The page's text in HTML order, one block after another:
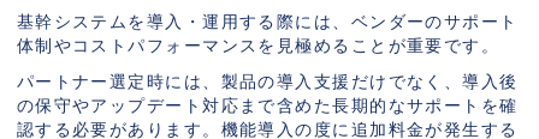
基幹システムを導入・運用する際には、ベンダーのサポート
体制やコストパフォーマンスを見極めることが重要です。
パートナー選定時には、製品の導入支援だけでなく、導入後
の保守やアップデート対応まで含めた長期的なサポートを確
認する必要があります。機能導入の度に追加料金が発生する